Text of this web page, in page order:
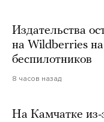
Издательства
на Wildberries
беспилотников
8 часов назад
На Камчатке из-